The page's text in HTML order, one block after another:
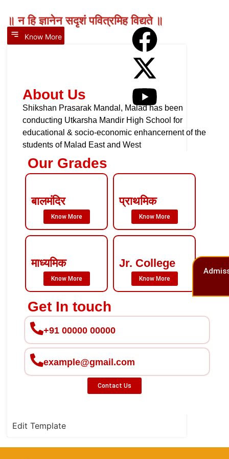
॥ न हि ज्ञानेन सदृशं पवित्रमिह विद्यते ॥
Know More
About Us
Shikshan Prasarak Mandal, Malad has been
conducting Utkarsha Mandir High School for
educational & socio-economic enhancernent of the
students of Malad East and West
Our Grades
बालमंदिर
Know More
प्राथमिक
Know More
माध्यमिक
Know More
Jr. College
Know More
Get In touch
+91 00000 00000
example@gmail.com
Contact Us
Edit Template